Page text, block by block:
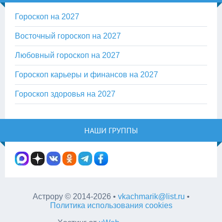
Гороскоп на 2027
Восточный гороскоп на 2027
Любовный гороскоп на 2027
Гороскоп карьеры и финансов на 2027
Гороскоп здоровья на 2027
НАШИ ГРУППЫ
Астрору ©2014-2026 • vkachmarik@list.ru •
Политика использования cookies